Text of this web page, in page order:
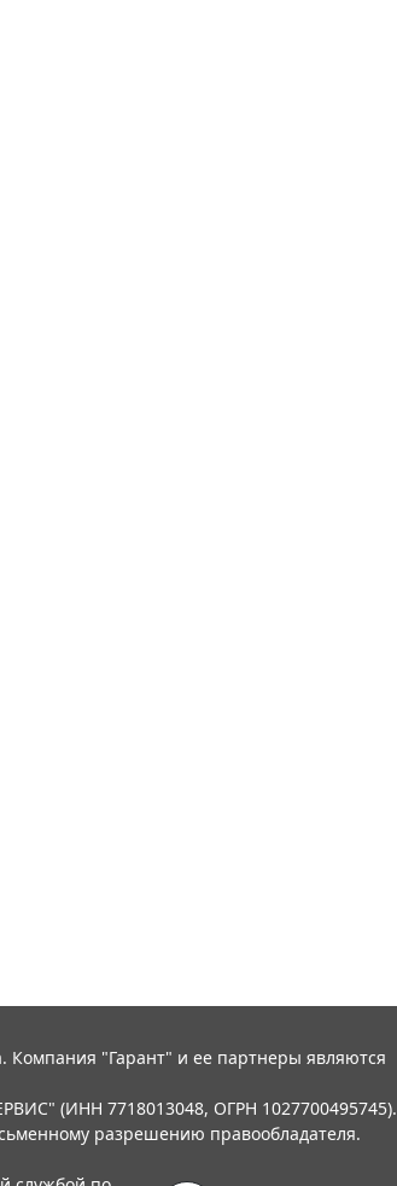
Компания "Гарант" и ее партнеры являются
(ИНН 7718013048, ОГРН 1027700495745).
разрешению правообладателя.